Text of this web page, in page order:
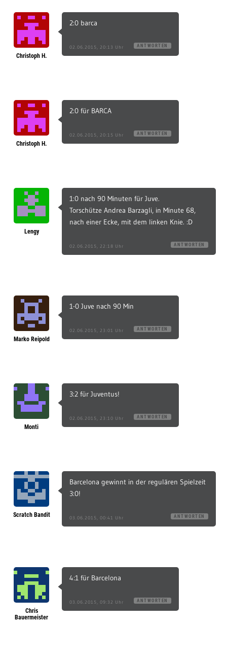
Christoph H.
2:0 barca
02.06.2015, 20:13 Uhr ANTWORTEN
Christoph H.
2:0 für BARCA
02.06.2015, 20:15 Uhr ANTWORTEN
Lengy
1:0 nach 90 Minuten für Juve.
Torschütze Andrea Barzagli, in Minute 68,
nach einer Ecke, mit dem linken Knie. :D
02.06.2015, 22:18 Uhr ANTWORTEN
Marko Reipold
1-0 Juve nach 90 Min
02.06.2015, 23:01 Uhr ANTWORTEN
Monti
3:2 für Juventus!
02.06.2015, 23:10 Uhr ANTWORTEN
Scratch Bandit
Barcelona gewinnt in der regulären Spielzeit
3:0!
03.06.2015, 00:41 Uhr ANTWORTEN
Chris
Bauermeister
4:1 für Barcelona
03.06.2015, 09:32 Uhr ANTWORTEN